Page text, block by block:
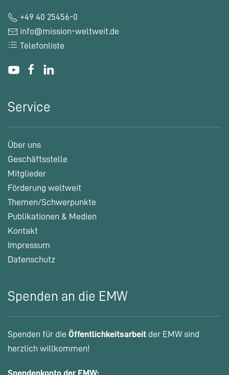
+49 40 25456-0
info@mission-weltweit.de
Telefonliste
Service
Über uns
Geschäftsstelle
Mitglieder
Förderung weltweit
Themen/Schwerpunkte
Publikationen & Medien
Kontakt
Impressum
Datenschutz
Spenden an die EMW
Spenden für die Öffentlichkeitsarbeit der EMW sind
herzlich willkommen!
Spendenkonto der EMW: